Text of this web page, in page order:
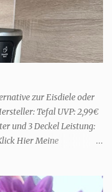
- für euch gehört
vielleicht ein gutes Buch
und genießt
ich der Typ Genießer.
Jahreszeit passen, weil
Aroma-Pflegedusche
zur Eisdiele oder
Tefal UVP: 2,99€
und 3 Deckel Leistung:
Hier Meine
ist dabei, die enthält